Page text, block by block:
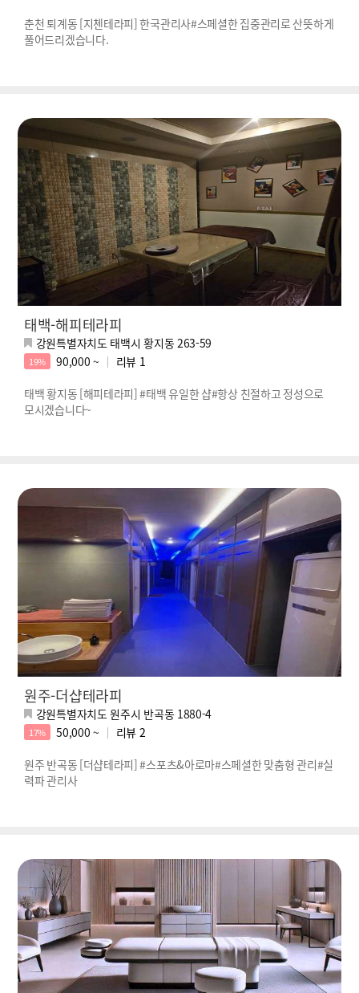
춘천 퇴계동 [지첸테라피] 한국관리사#스페셜한 집중관리로 산뜻하게
풀어드리겠습니다.
태백-해피테라피
강원특별자치도 태백시 황지동 263-59
19% 90,000 ~ 리뷰 1
태백 황지동 [해피테라피] #태백 유일한 샵#항상 친절하고 정성으로
모시겠습니다~
원주-더샵테라피
강원특별자치도 원주시 반곡동 1880-4
17% 50,000 ~ 리뷰 2
원주 반곡동 [더샵테라피] #스포츠&아로마#스페셜한 맞춤형 관리#실
력파 관리사